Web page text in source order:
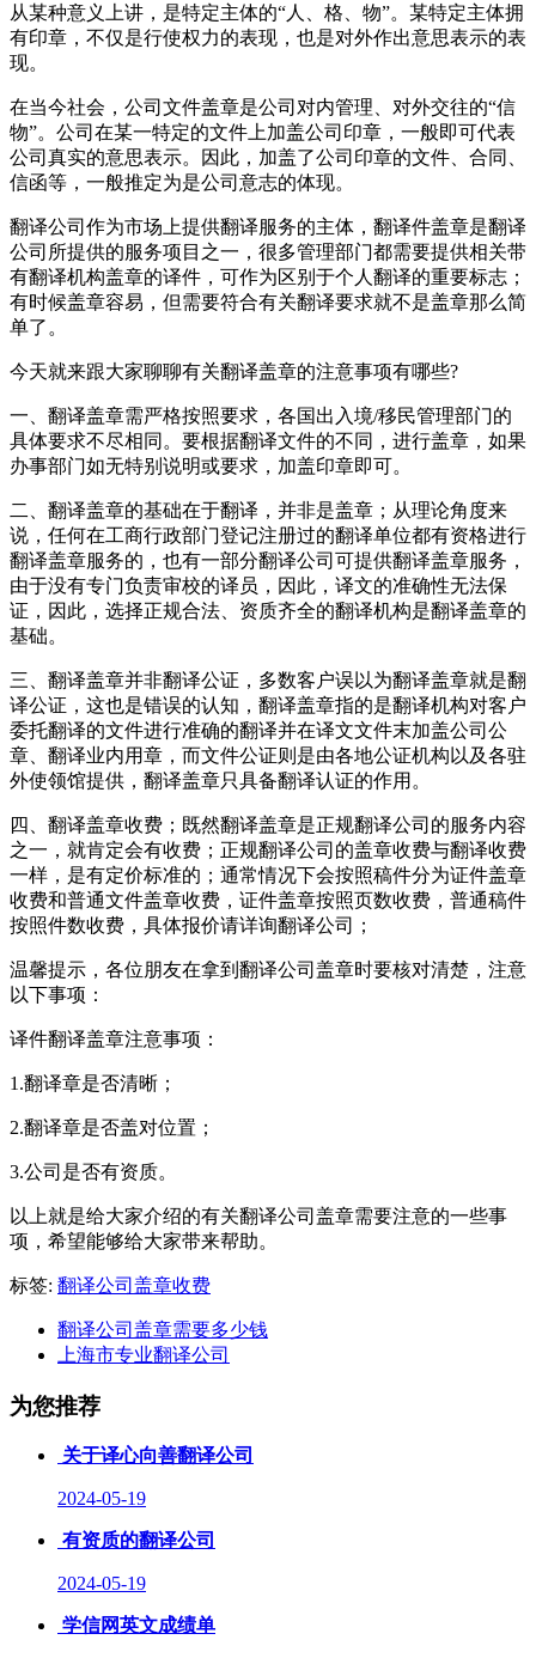
从某种意义上讲，是特定主体的“人、格、物”。某特定主体拥
有印章，不仅是行使权力的表现，也是对外作出意思表示的表
现。
在当今社会，公司文件盖章是公司对内管理、对外交往的“信
物”。公司在某一特定的文件上加盖公司印章，一般即可代表
公司真实的意思表示。因此，加盖了公司印章的文件、合同、
信函等，一般推定为是公司意志的体现。
翻译公司作为市场上提供翻译服务的主体，翻译件盖章是翻译
公司所提供的服务项目之一，很多管理部门都需要提供相关带
有翻译机构盖章的译件，可作为区别于个人翻译的重要标志；
有时候盖章容易，但需要符合有关翻译要求就不是盖章那么简
单了。
今天就来跟大家聊聊有关翻译盖章的注意事项有哪些?
一、翻译盖章需严格按照要求，各国出入境/移民管理部门的
具体要求不尽相同。要根据翻译文件的不同，进行盖章，如果
办事部门如无特别说明或要求，加盖印章即可。
二、翻译盖章的基础在于翻译，并非是盖章；从理论角度来
说，任何在工商行政部门登记注册过的翻译单位都有资格进行
翻译盖章服务的，也有一部分翻译公司可提供翻译盖章服务，
由于没有专门负责审校的译员，因此，译文的准确性无法保
证，因此，选择正规合法、资质齐全的翻译机构是翻译盖章的
基础。
三、翻译盖章并非翻译公证，多数客户误以为翻译盖章就是翻
译公证，这也是错误的认知，翻译盖章指的是翻译机构对客户
委托翻译的文件进行准确的翻译并在译文文件末加盖公司公
章、翻译业内用章，而文件公证则是由各地公证机构以及各驻
外使领馆提供，翻译盖章只具备翻译认证的作用。
四、翻译盖章收费；既然翻译盖章是正规翻译公司的服务内容
之一，就肯定会有收费；正规翻译公司的盖章收费与翻译收费
一样，是有定价标准的；通常情况下会按照稿件分为证件盖章
收费和普通文件盖章收费，证件盖章按照页数收费，普通稿件
按照件数收费，具体报价请详询翻译公司；
温馨提示，各位朋友在拿到翻译公司盖章时要核对清楚，注意
以下事项：
译件翻译盖章注意事项：
1.翻译章是否清晰；
2.翻译章是否盖对位置；
3.公司是否有资质。
以上就是给大家介绍的有关翻译公司盖章需要注意的一些事
项，希望能够给大家带来帮助。
标签: 翻译公司盖章收费
翻译公司盖章需要多少钱
上海市专业翻译公司
为您推荐
关于译心向善翻译公司
2024-05-19
有资质的翻译公司
2024-05-19
学信网英文成绩单